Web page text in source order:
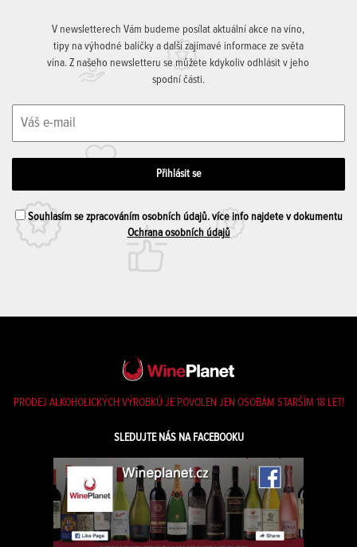
V newsletterech Vám budeme posílat aktuální akce na víno,
tipy na výhodné balíčky a další zajímavé informace ze světa
vína. Z našeho newsletteru se můžete kdykoliv odhlásit v jeho
spodní části.
Souhlasím se zpracováním osobních údajů. více info najdete v dokumentu
Ochrana osobních údajů
PRODEJ ALKOHOLICKÝCH VÝROBKŮ JE POVOLEN JEN OSOBÁM STARŠÍM 18 LET!
SLEDUJTE NÁS NA FACEBOOKU